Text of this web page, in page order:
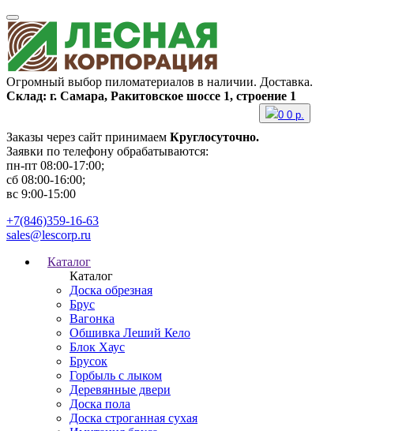
Огромный выбор пиломатериалов в наличии. Доставка.
Склад: г. Самара, Ракитовское шоссе 1, строение 1
Заказы через сайт принимаем Круглосуточно.
Заявки по телефону обрабатываются:
пн-пт 08:00-17:00;
сб 08:00-16:00;
вс 9:00-15:00
0 0 р.
+7(846)359-16-63
sales@lescorp.ru
Каталог
Каталог
Доска обрезная
Брус
Вагонка
Обшивка Леший Кело
Блок Хаус
Брусок
Горбыль с лыком
Деревянные двери
Доска пола
Доска строганная сухая